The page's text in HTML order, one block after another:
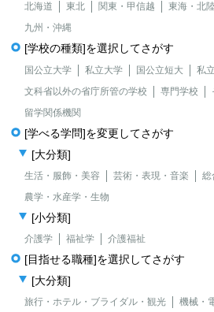
北海道 東北 関東・甲信越 東海・北
九州・沖縄
[学校の種類]を選択してさがす
国公立大学 私立大学 国公立短大 私
文科省以外の省庁所管の学校
専門学校
留学関係機関
[学べる学問]を変更してさがす
[大分類]
生活・服飾・美容 芸術・表現・音楽 総
農学・水産学・生物
[小分類]
介護学 福祉学 介護福祉
[目指せる職種]を選択してさがす
[大分類]
旅行・ホテル・ブライダル・観光
機械・